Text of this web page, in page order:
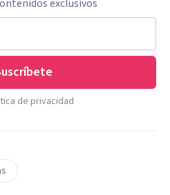
exclusivos
de privacidad